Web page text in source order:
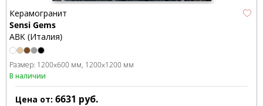
Керамогранит
Sensi Gems
ABK (Италия)
Размер: 1200x600 мм 1200x1200 мм
В наличии
Цена от: 6631 руб.